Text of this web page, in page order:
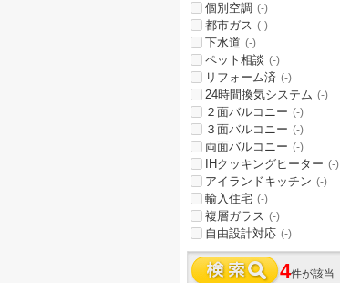
個別空調 (-)
都市ガス (-)
下水道 (-)
ペット相談 (-)
リフォーム済 (-)
24時間換気システム (-)
２面バルコニー (-)
３面バルコニー (-)
両面バルコニー (-)
IHクッキングヒーター (-)
アイランドキッチン (-)
輸入住宅 (-)
複層ガラス (-)
自由設計対応 (-)
4件が該当